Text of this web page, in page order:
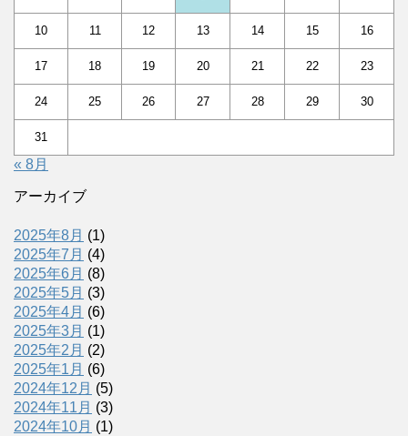
10 11 12 13 14 15 16
17 18 19 20 21 22 23
24 25 26 27 28 29 30
31
« 8月
アーカイブ
2025年8月 (1)
2025年7月 (4)
2025年6月 (8)
2025年5月 (3)
2025年4月 (6)
2025年3月 (1)
2025年2月 (2)
2025年1月 (6)
2024年12月 (5)
2024年11月 (3)
2024年10月 (1)